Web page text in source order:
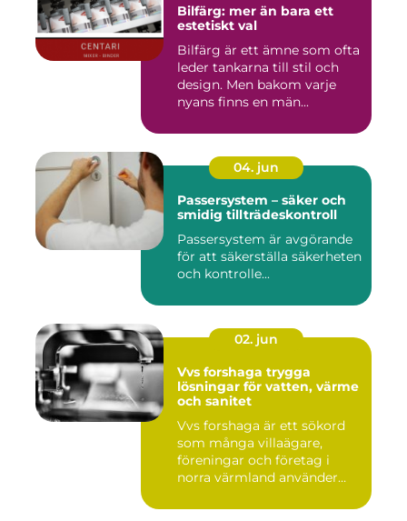
Bilfärg: mer än bara ett
estetiskt val
Bilfärg är ett ämne som ofta
leder tankarna till stil och
design. Men bakom varje
nyans finns en män...
04. jun
Passersystem – säker och
smidig tillträdeskontroll
Passersystem är avgörande
för att säkerställa säkerheten
och kontrolle...
02. jun
Vvs forshaga trygga
lösningar för vatten, värme
och sanitet
Vvs forshaga är ett sökord
som många villaägare,
föreningar och företag i
norra värmland använder